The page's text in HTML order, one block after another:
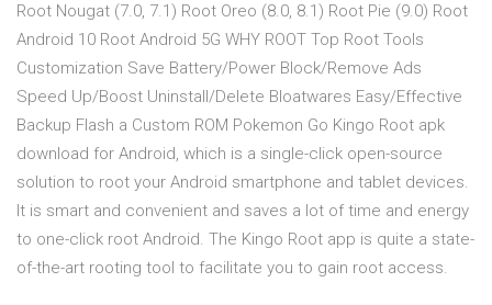
Root Nougat (7.0, 7.1) Root Oreo (8.0, 8.1) Root Pie (9.0) Root
Android 10 Root Android 5G WHY ROOT Top Root Tools
Customization Save Battery/Power Block/Remove Ads
Speed Up/Boost Uninstall/Delete Bloatwares Easy/Effective
Backup Flash a Custom ROM Pokemon Go Kingo Root apk
download for Android, which is a single-click open-source
solution to root your Android smartphone and tablet devices.
It is smart and convenient and saves a lot of time and energy
to one-click root Android. The Kingo Root app is quite a state-
of-the-art rooting tool to facilitate you to gain root access.